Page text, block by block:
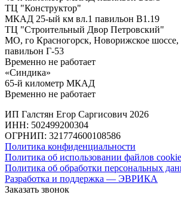
ТЦ "Конструктор"
МКАД 25-ый км вл.1 павильон В1.19
ТЦ "Строительный Двор Петровский"
МО, го Красногорск, Новорижское шоссе,
павильон Г-53
Временно не работает
«Синдика»
65-й километр МКАД
Временно не работает
ИП Галстян Егор Саргисович 2026
ИНН: 502499200304
ОГРНИП: 321774600108586
Политика конфиденциальности
Политика об использовании файлов
Политика об обработки персональных
Разработка и поддержка — ЭВРИКА
Заказать звонок